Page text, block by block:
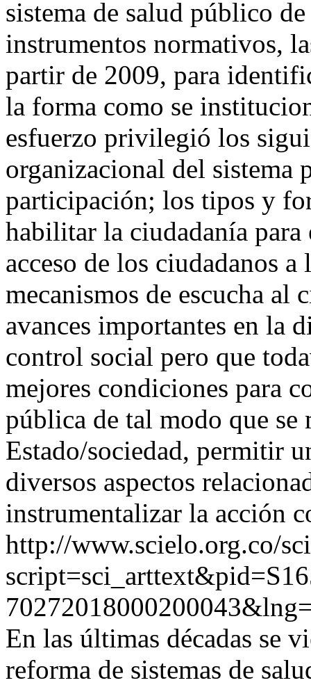
sistema de salud público
instrumentos normativos,
partir de 2009, para
la forma como se
esfuerzo privilegió los
organizacional del sistema
participación; los tipos y
habilitar la ciudadanía
acceso de los ciudadanos
mecanismos de escucha al
avances importantes en la
control social pero que
mejores condiciones para
pública de tal modo que
Estado/sociedad, permitir
diversos aspectos
instrumentalizar la acción
http://www.scielo.org.co/
En las últimas décadas se
reforma de sistemas de